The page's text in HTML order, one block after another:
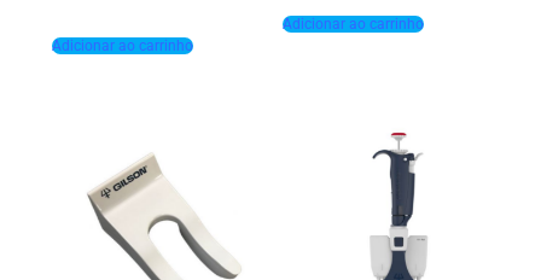
Adicionar ao carrinho
Adicionar ao carrinho